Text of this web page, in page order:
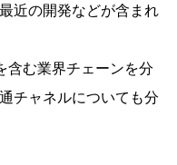
近の開発などが含まれ
含む業界チェーンを分
チャネルについても分